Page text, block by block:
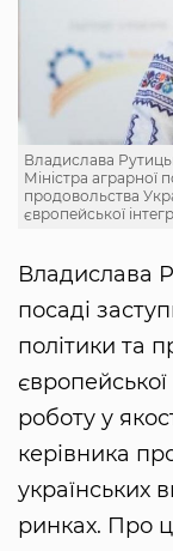
Владислава
Міністра аграрної
продовольства
європейської
Владислава
посаді
політики та
роботу у
керівника
українських
ринках. Про